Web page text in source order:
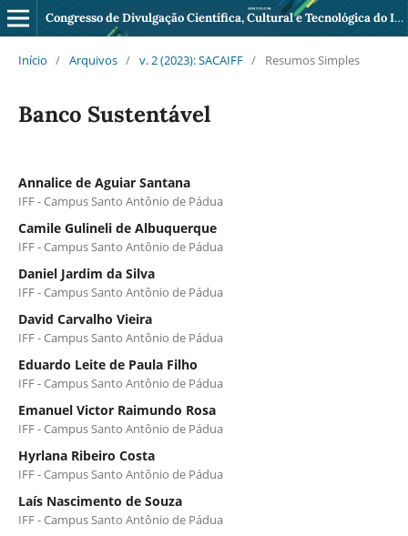
Congresso de Divulgação Científica, Cultural e Tecnológica do IFF Pádua
Início / Arquivos / v. 2 (2023): SACAIFF / Resumos Simples
Banco Sustentável
Annalice de Aguiar Santana
IFF - Campus Santo Antônio de Pádua
Camile Gulineli de Albuquerque
IFF - Campus Santo Antônio de Pádua
Daniel Jardim da Silva
IFF - Campus Santo Antônio de Pádua
David Carvalho Vieira
IFF - Campus Santo Antônio de Pádua
Eduardo Leite de Paula Filho
IFF - Campus Santo Antônio de Pádua
Emanuel Victor Raimundo Rosa
IFF - Campus Santo Antônio de Pádua
Hyrlana Ribeiro Costa
IFF - Campus Santo Antônio de Pádua
Laís Nascimento de Souza
IFF - Campus Santo Antônio de Pádua